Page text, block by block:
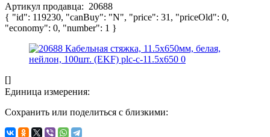
Артикул продавца: 20688
{ "id": 119230, "canBuy": "N", "price": 31, "priceOld": 0,
"economy": 0, "number": 1 }
[]
Единица измерения:
Сохранить или поделиться с близкими: